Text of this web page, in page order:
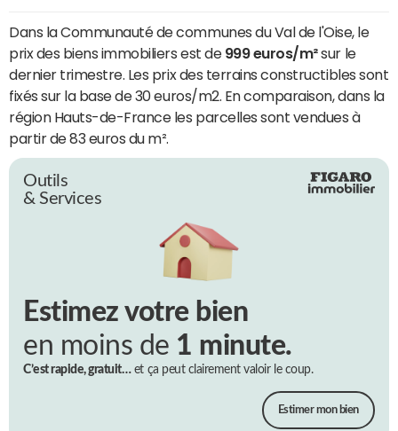
Dans la Communauté de communes du Val de l'Oise, le
prix des biens immobiliers est de 999 euros/m²sur le
dernier trimestre. Les prix des terrains constructibles sont
fixés sur la base de 30 euros/m2. En comparaison, dans la
région Hauts-de-France les parcelles sont vendues à
partir de 83 euros du m².
Outils
& Services
Estimez votre bien
en moins de 1 minute.
C’est rapide, gratuit…et ça peut clairement valoir le coup.
Estimer mon bien